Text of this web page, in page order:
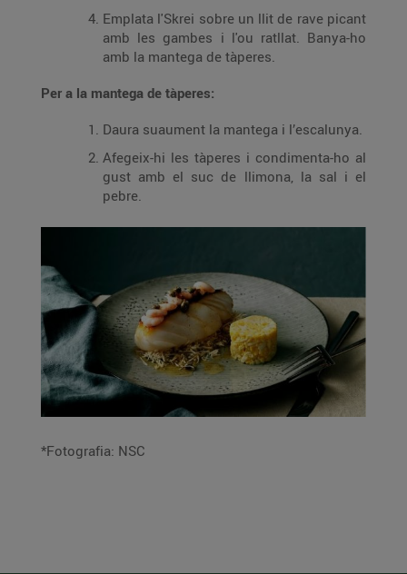
Emplata l'Skrei sobre un llit de rave picant
amb les gambes i l'ou ratllat. Banya-ho
amb la mantega de tàperes.
Per a la mantega de tàperes:
Daura suaument la mantega i l’escalunya.
Afegeix-hi les tàperes i condimenta-ho al
gust amb el suc de llimona, la sal i el
pebre.
*Fotografia: NSC